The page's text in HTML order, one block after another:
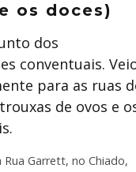
os doces)
dos
conventuais.
para as ruas
de ovos e
Garrett, no Chiado,